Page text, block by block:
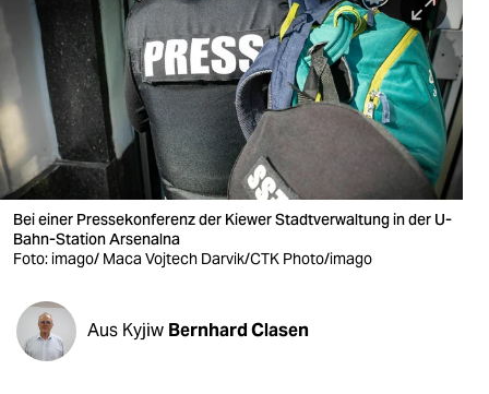
berlin
nord
wahrheit
verlag
verlag
veranstaltungen
shop
fragen & hilfe
Bei einer Pressekonferenz der Kiewer Stadtverwaltung in der U-
Bahn-Station Arsenalna
Foto: imago/ Maca Vojtech Darvik/CTK Photo/imago
Aus Kyjiw Bernhard Clasen